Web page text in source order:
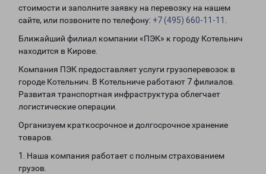
стоимости и заполните заявку на перевозку на нашем
сайте, или позвоните по телефону: +7 (495) 660-11-11
Ближайший филиал компании «ПЭК» к городу Котельнич
находится в Кирове.
Компания ПЭК предоставляет услуги грузоперевозок в
городе Котельнич. В Котельниче работают 7 филиалов.
Развитая транспортная инфраструктура облегчает
логистические операции.
Организуем краткосрочное и долгосрочное хранение
товаров.
1. Наша компания работает с полным страхованием
грузов.